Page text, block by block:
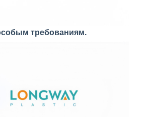
требованиям.